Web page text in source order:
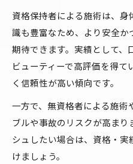
資格保持者による施術は、
識も豊富なため、より安全
期待できます。実績として、
ビューティーで高評価を得
く信頼性が高い傾向です。
一方で、無資格者による施術
ブルや事故のリスクが高ま
シュしたい場合は、資格・
けましょう。